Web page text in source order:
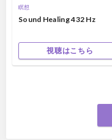
瞑想
Sound Healing 432 Hz
視聴はこちら